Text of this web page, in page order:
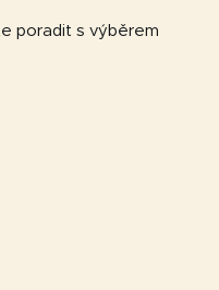
poradit s výběrem